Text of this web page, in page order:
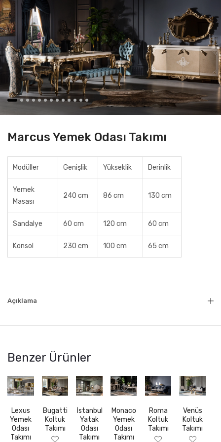
Marcus Yemek Odası Takımı
Modüller Genişlik Yükseklik Derinlik
Yemek
Masası
240 cm 86 cm 130 cm
Sandalye 60 cm 120 cm 60 cm
Konsol 230 cm 100 cm 65 cm
Açıklama
Benzer Ürünler
Lexus
Yemek
Odası
Takımı
Bugatti
Koltuk
Takımı
İstanbul
Yatak
Odası
Takımı
Monaco
Yemek
Odası
Takımı
Roma
Koltuk
Takımı
Venüs
Koltuk
Takımı